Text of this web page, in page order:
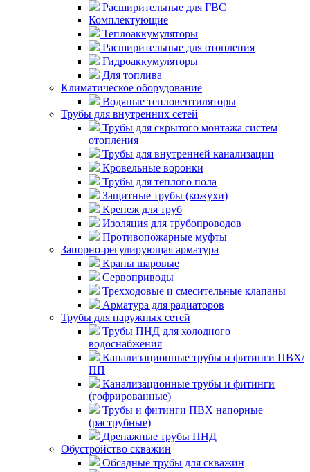
Расширительные для ГВС
Комплектующие
Теплоаккумуляторы
Расширительные для отопления
Гидроаккумуляторы
Для топлива
Климатическое оборудование
Водяные тепловентиляторы
Трубы для внутренних сетей
Трубы для скрытого монтажа систем
отопления
Трубы для внутренней канализации
Кровельные воронки
Трубы для теплого пола
Защитные трубы (кожухи)
Крепеж для труб
Изоляция для трубопроводов
Противопожарные муфты
Запорно-регулирующая арматура
Краны шаровые
Сервоприводы
Трехходовые и смесительные клапаны
Арматура для радиаторов
Трубы для наружных сетей
Трубы ПНД для холодного
водоснабжения
Канализационные трубы и фитинги ПВХ/
ПП
Канализационные трубы и фитинги
(гофрированные)
Трубы и фитинги ПВХ напорные
(раструбные)
Дренажные трубы ПНД
Обустройство скважин
Обсадные трубы для скважин